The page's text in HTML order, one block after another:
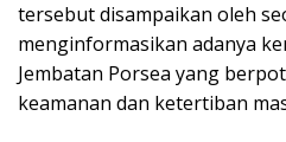
tersebut disampaikan oleh
menginformasikan adanya
Jembatan Porsea yang
keamanan dan ketertiban